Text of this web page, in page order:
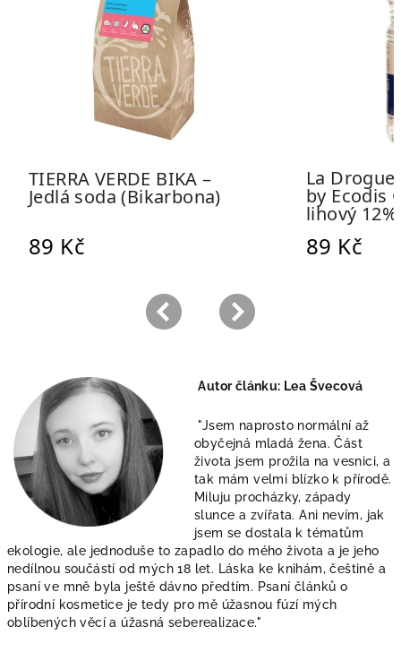
Autor článku: Lea Švecová
"Jsem naprosto normální až
obyčejná mladá žena. Část
života jsem prožila na vesnici, a
tak mám velmi blízko k přírodě.
Miluju procházky, západy
slunce a zvířata. Ani nevím, jak
jsem se dostala k tématům
ekologie, ale jednoduše to zapadlo do mého života a je jeho
nedílnou součástí od mých 18 let. Láska ke knihám, češtině a
psaní ve mně byla ještě dávno předtím. Psaní článků o
přírodní kosmetice je tedy pro mě úžasnou fúzí mých
oblíbených věcí a úžasná seberealizace."